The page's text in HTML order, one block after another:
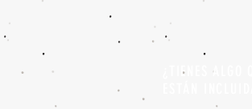
¿TIENES
ESTÁN